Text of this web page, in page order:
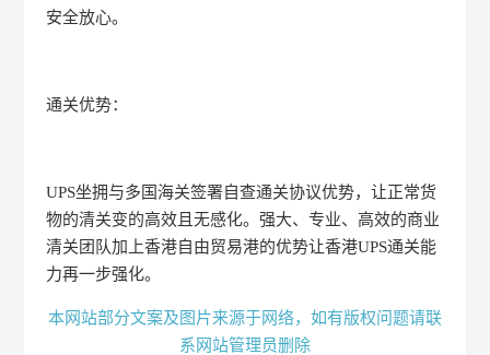
安全放心。
通关优势：
UPS坐拥与多国海关签署自查通关协议优势，让正常货
物的清关变的高效且无感化。强大、专业、高效的商业
清关团队加上香港自由贸易港的优势让香港UPS通关能
力再一步强化。
本网站部分文案及图片来源于网络，如有版权问题请联
系网站管理员删除